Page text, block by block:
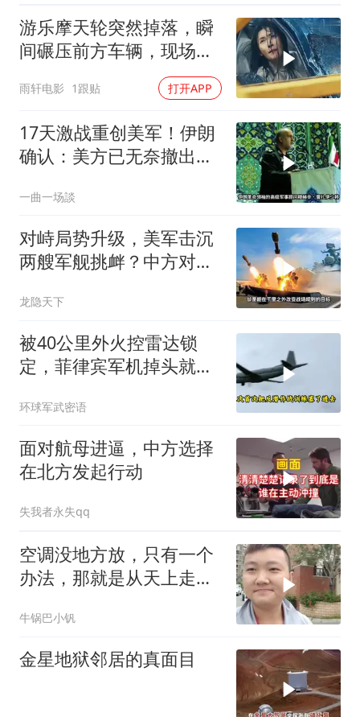
游乐摩天轮突然掉落，瞬
间碾压前方车辆，现场状
雨轩电影 1跟贴 打开APP
17天激战重创美军！伊朗
确认：美方已无奈撤出两
一曲一场談
对峙局势升级，美军击沉
两艘军舰挑衅？中方对美
龙隐天下
被40公里外火控雷达锁
定，菲律宾军机掉头就
场
环球军武密语
面对航母进逼，中方选择
在北方发起行动
失我者永失qq
空调没地方放，只有一个
办法，那就是从天上走，
牛锅巴小钒
金星地狱邻居的真面目